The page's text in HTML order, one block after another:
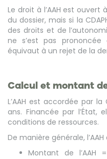
Le droit à l’AAH est
du dossier, mais si la
des droits et de
ne s’est pas
équivaut à un rejet de la
Calcul et montant de
L’AAH est accordée par
ans. Financée par l’État,
conditions de ressources.
De manière générale,
Montant de l’AAH